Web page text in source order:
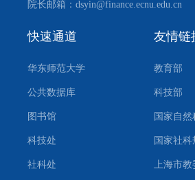
院长邮箱：dsyin@finance.ecnu.edu.cn
快速通道
华东师范大学
公共数据库
图书馆
科技处
社科处
友情链
教育部
科技部
国家自
国家社
上海市教